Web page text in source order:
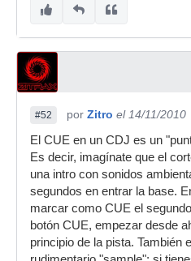
#52 por Zitro el 14/11/2010
El CUE en un CDJ es un
Es decir, imagínate que el
una intro con sonidos
segundos en entrar la base.
marcar como CUE el
botón CUE, empezar desde
principio de la pista. También